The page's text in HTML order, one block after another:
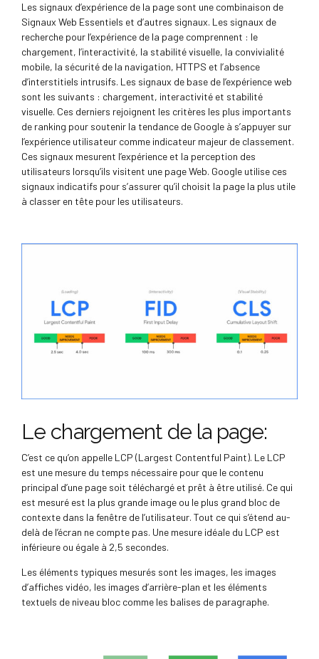
Les signaux d’expérience de la page sont une combinaison de
Signaux Web Essentiels et d’autres signaux. Les signaux de
recherche pour l’expérience de la page comprennent : le
chargement, l’interactivité, la stabilité visuelle, la convivialité
mobile, la sécurité de la navigation, HTTPS et l’absence
d’interstitiels intrusifs. Les signaux de base de l’expérience web
sont les suivants : chargement, interactivité et stabilité
visuelle. Ces derniers rejoignent les critères les plus importants
de ranking pour soutenir la tendance de Google à s’appuyer sur
l’expérience utilisateur comme indicateur majeur de classement.
Ces signaux mesurent l’expérience et la perception des
utilisateurs lorsqu’ils visitent une page Web. Google utilise ces
signaux indicatifs pour s’assurer qu’il choisit la page la plus utile
à classer en tête pour les utilisateurs.
Le chargement de la page:
C’est ce qu’on appelle LCP (Largest Contentful Paint). Le LCP
est une mesure du temps nécessaire pour que le contenu
principal d’une page soit téléchargé et prêt à être utilisé. Ce qui
est mesuré est la plus grande image ou le plus grand bloc de
contexte dans la fenêtre de l’utilisateur. Tout ce qui s’étend au-
delà de l’écran ne compte pas. Une mesure idéale du LCP est
inférieure ou égale à 2,5 secondes.
Les éléments typiques mesurés sont les images, les images
d’affiches vidéo, les images d’arrière-plan et les éléments
textuels de niveau bloc comme les balises de paragraphe.